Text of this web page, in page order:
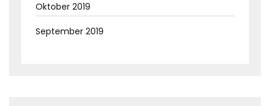
Oktober 2019
September 2019